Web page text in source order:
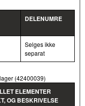
DELENUMRE
Selges ikke
separat
(42400039)
ELEMENTER
OG BESKRIVELSE